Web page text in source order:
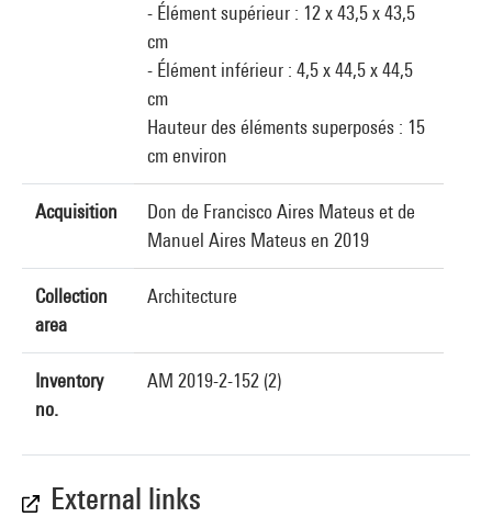
- Élément supérieur : 12 x 43,5 x 43,5
cm
- Élément inférieur : 4,5 x 44,5 x 44,5
cm
Hauteur des éléments superposés : 15
cm environ
Acquisition
Don de Francisco Aires Mateus et de
Manuel Aires Mateus en 2019
Collection
area
Architecture
Inventory
no.
AM 2019-2-152 (2)
External links